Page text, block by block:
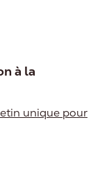
à la
unique pour